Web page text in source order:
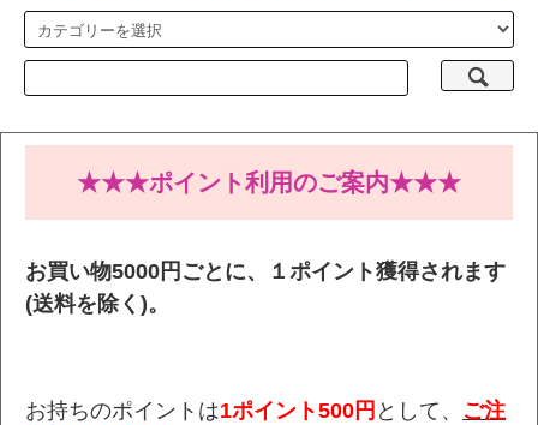
★★★ポイント利用のご案内★★★
お買い物5000円ごとに、１ポイント獲得されます
(送料を除く)。
お持ちのポイントは1ポイント500円 として、 ご注